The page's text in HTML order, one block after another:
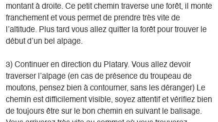
montant à droite. Ce petit chemin traverse une forêt, il monte
franchement et vous permet de prendre très vite de
l’altitude. Plus tard vous allez quitter la forêt pour trouver le
début d’un bel alpage.
3) Continuer en direction du Platary. Vous allez devoir
traverser l’alpage (en cas de présence du troupeau de
moutons, pensez bien à contourner, sans les déranger) Le
chemin est difficilement visible, soyez attentif et vérifiez bien
de toujours être sur le bon chemin en suivant le balisage.